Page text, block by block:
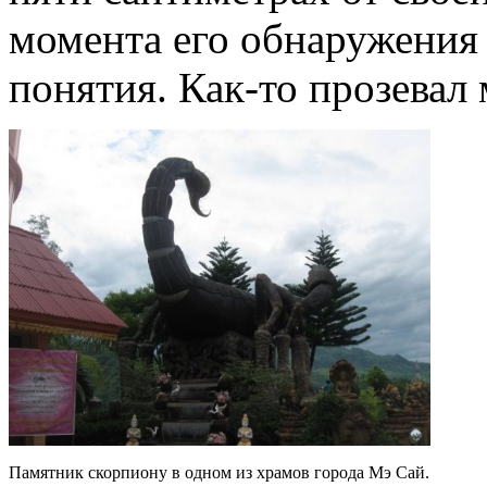
момента его
понятия. Как-то
Памятник скорпиону в одном из храмов города Мэ Сай.